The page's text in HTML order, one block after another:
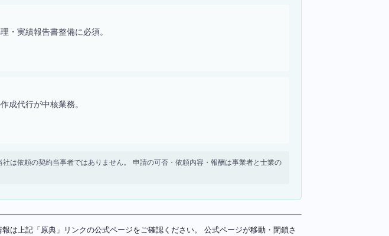
・実績報告書整備に必須。
成代行が中核業務。
は依頼の契約当事者ではありません。 申請の可否・依頼内容・報酬は事業者と士業の
上記「原典」リンクの公式ページをご確認ください。 公式ページが移動・閉鎖さ